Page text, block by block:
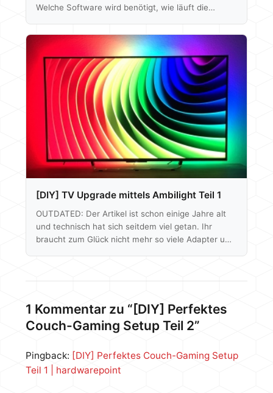
Welche Software wird benötigt, wie läuft die
beachtet werden muss, könnt ihr auf folgenden
Seiten erfahren. Im 1. Teil haben wir euch die
komplette Hardware gezeigt und wie alles verbaut
und angeschlossen werden muss - falls ihr diesen
Teil übersehen haben solltet. Starten wir mit der
Grundkonfiguration. Das Raspberry Pi sollte…
[DIY] TV Upgrade mittels Ambilight Teil 1
OUTDATED: Der Artikel ist schon einige Jahre alt
und technisch hat sich seitdem viel getan. Ihr
braucht zum Glück nicht mehr so viele Adapter um
gute Anleitung dazu im Netz. Der Rest, gerade der
Software Teil, ist natürlich weiterhin gültig. Wir
haben mal wieder einen neuen DIY…
1 Kommentar zu “[DIY] Perfektes
Couch-Gaming Setup Teil 2”
Pingback: [DIY] Perfektes Couch-Gaming Setup
Teil 1 | hardwarepoint